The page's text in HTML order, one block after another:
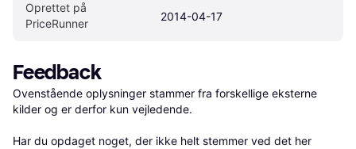
Oprettet på
PriceRunner
2014-04-17
Feedback
Ovenstående oplysninger stammer fra forskellige eksterne
kilder og er derfor kun vejledende.
Har du opdaget noget, der ikke helt stemmer ved det her